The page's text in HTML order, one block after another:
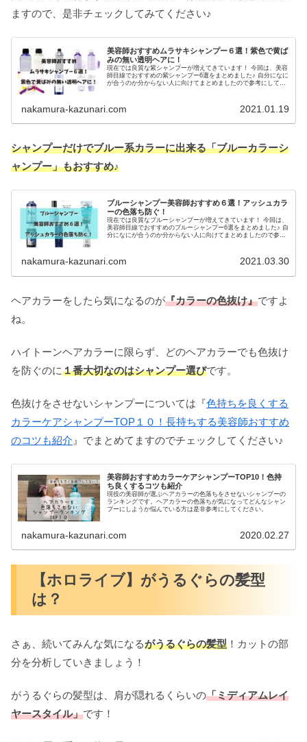
ますので、是非チェックしてみてください♪
美容師おすすめムラサキシャンプー６選！紫色で黄ば
みの無い透明ヘアに！
現在では良質な紫シャンプーが増えてきています！ 今回は、美容
師目線でおすすめの紫シャンプー6選をまとめました♪ 自分になに
が合うのか分からない人に向けてまとめましたので参考にしてく
nakamura-kazunari.com 2021.01.19
シャンプーだけでブルー系カラーに出来る「ブルーカラーシ
ャンプー」もおすすめ♪
ブルーシャンプー美容師おすすめ６選！アッシュカラ
ーの色落ち防ぐ！
現在では良質なブルーシャンプーが増えてきています！ 今回は、
美容師目線でおすすめのブルーシャンプー6選をまとめました♪ 自
分になにが合うのか分からない人に向けてまとめましたので参考
nakamura-kazunari.com 2021.03.30
ヘアカラーをしたら気になるのが『カラーの色抜け』ですよ
ね。
ハイトーンヘアカラーに限らず、どのヘアカラーでも色抜け
を防ぐのに１番大切なのはシャンプー選びです。
色抜けをさせないシャンプーについては『色持ちを良くする
カラーケアシャンプーTOP１０！長持ちする美容師おすすめ
のコツも紹介 』でまとめてますのでチェックしてください♪
美容師おすすめカラーケアシャンプーTOP10！色持
ち良くするコツも紹介
現役の美容師が選ぶヘアカラーの色落ちをさせないシャンプーの
ランキングです。ヘアカラーの色落ちが気になってどんなシャン
プーにしようか悩んでいる方は是非参考にしてください。
nakamura-kazunari.com 2020.02.27
【ホロライブ】がうるぐらの髪型
は？
さぁ、続いてみんな気になるがうるぐらの髪型 ！カットの部
分を分析していきましょう！
がうるぐらの髪型は、肩が隠れるくらいの「ミディアムレイ
ヤースタイル」です！